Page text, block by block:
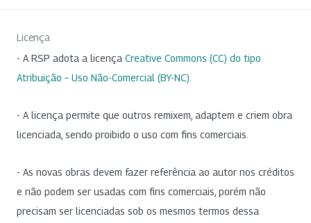
Licença
- A RSP adota a licença Creative Commons (CC) do tipo
Atribuição – Uso Não-Comercial (BY-NC)
- A licença permite que outros remixem, adaptem e criem obra
licenciada, sendo proibido o uso com fins comerciais.
- As novas obras devem fazer referência ao autor nos créditos
e não podem ser usadas com fins comerciais, porém não
precisam ser licenciadas sob os mesmos termos dessa